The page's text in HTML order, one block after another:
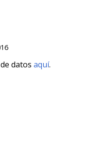
datos aquí.